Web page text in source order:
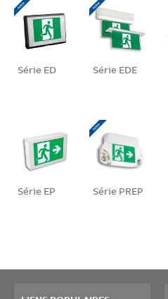
Série ED Série EDE
Série EP Série PREP